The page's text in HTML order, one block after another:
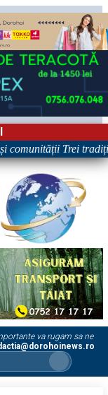
Trei
va rugam sa ne